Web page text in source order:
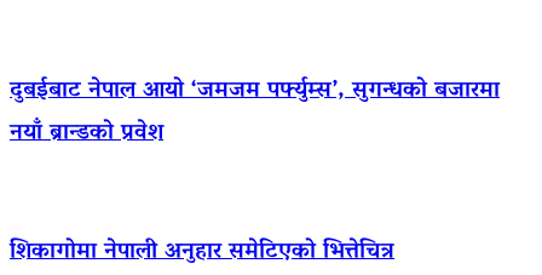
दुबईबाट नेपाल आयो ‘जमजम पर्फ्युम्स’, सुगन्धको बजारमा
नयाँ ब्रान्डको प्रवेश
शिकागोमा नेपाली अनुहार समेटिएको भित्तेचित्र